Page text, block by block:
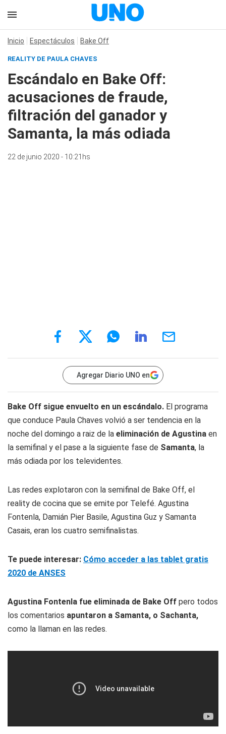
Inicio Espectáculos Bake Off
REALITY DE PAULA CHAVES
Escándalo en Bake Off:
acusaciones de fraude,
filtración del ganador y
Samanta, la más odiada
22 de junio 2020 - 10:21hs
Agregar Diario UNO en
Bake Off sigue envuelto en un escándalo. El programa
que conduce Paula Chaves volvió a ser tendencia en la
noche del domingo a raiz de la eliminación de Agustina en
la semifinal y el pase a la siguiente fase de Samanta, la
más odiada por los televidentes.
Las redes explotaron con la semifinal de Bake Off, el
reality de cocina que se emite por Telefé. Agustina
Fontenla, Damián Pier Basile, Agustina Guz y Samanta
Casais, eran los cuatro semifinalistas.
Te puede interesar: Cómo acceder a las tablet gratis
2020 de ANSES
Agustina Fontenla fue eliminada de Bake Off pero todos
los comentarios apuntaron a Samanta, o Sachanta,
como la llaman en las redes.